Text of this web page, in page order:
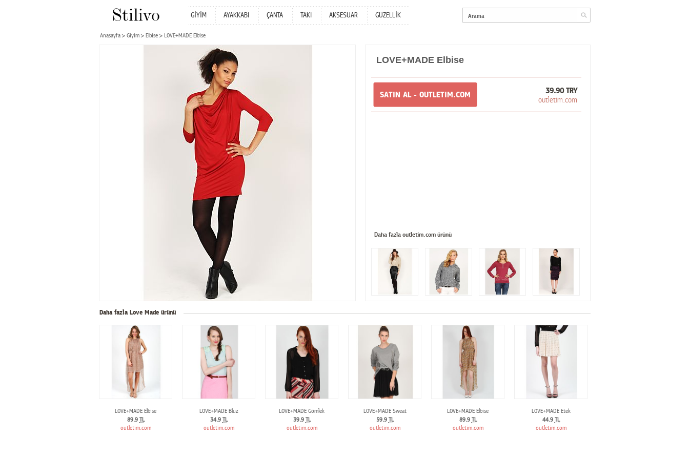
GİYİM AYAKKABI ÇANTA TAKI AKSESUAR GÜZELLİK
Anasayfa Giyim Elbise LOVE+MADE Elbise
LOVE+MADE Elbise
SATIN AL - OUTLETIM.COM 39.90 TRY
outletim.com
Daha fazla outletim.com ürünü
Daha fazla Love Made ürünü
LOVE+MADE Elbise
89.9 TL
outletim.com
LOVE+MADE Bluz
34.9 TL
outletim.com
LOVE+MADE Gömlek
39.9 TL
outletim.com
LOVE+MADE Sweat
59.9 TL
outletim.com
LOVE+MADE Elbise
89.9 TL
outletim.com
LOVE+MADE Etek
44.9 TL
outletim.com